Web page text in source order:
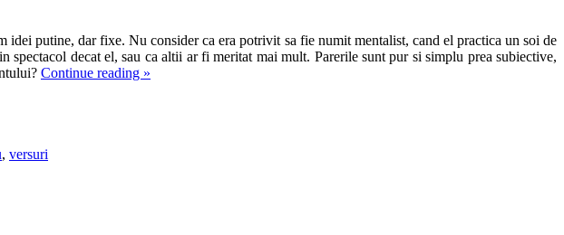
putine, dar fixe. Nu consider ca era potrivit sa fie numit mentalist, cand el practica un soi de
decat el, sau ca altii ar fi meritat mai mult. Parerile sunt pur si simplu prea subiective,
Continue reading »
, versuri